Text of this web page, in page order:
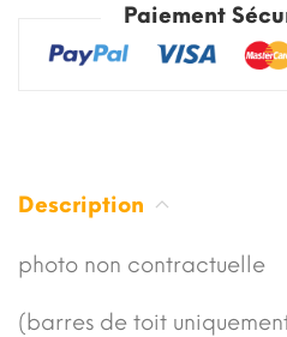
Paiement
Description
photo non contractuelle
(barres de toit